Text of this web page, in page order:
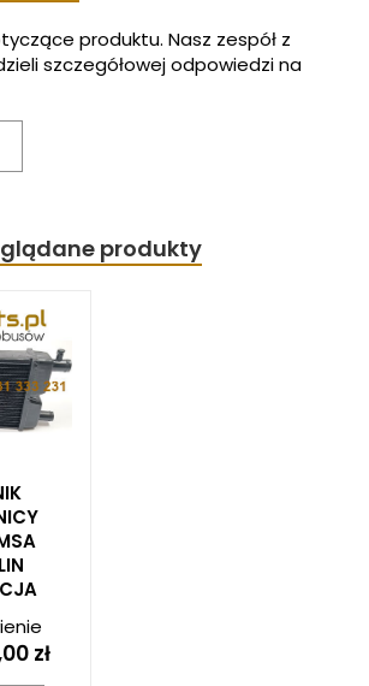
produktu. Nasz zespół z
szczegółowej odpowiedzi na
produkty
zł